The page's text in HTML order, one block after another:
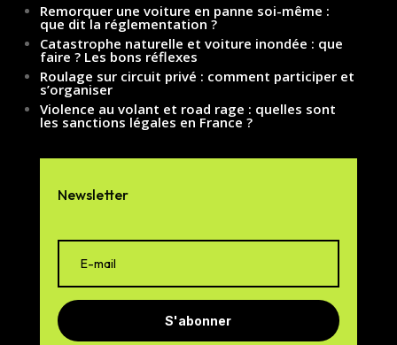
Remorquer une voiture en panne soi-même :
que dit la réglementation ?
Catastrophe naturelle et voiture inondée : que
faire ? Les bons réflexes
Roulage sur circuit privé : comment participer et
s’organiser
Violence au volant et road rage : quelles sont
les sanctions légales en France ?
Newsletter
S'abonner